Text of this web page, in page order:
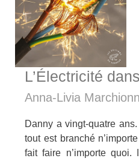
L’Électricité
Anna-Livia
Danny a vingt-quatre
tout est branché
fait faire n’importe quoi.